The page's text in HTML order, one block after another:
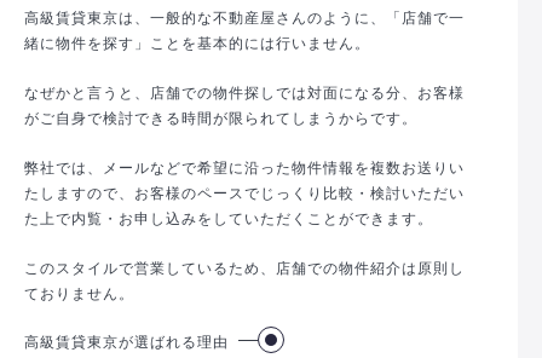
高級賃貸東京は、一般的な不動産屋さんのように、「店舗で一
緒に物件を探す」ことを基本的には行いません。
なぜかと言うと、店舗での物件探しでは対面になる分、お客様
がご自身で検討できる時間が限られてしまうからです。
弊社では、メールなどで希望に沿った物件情報を複数お送りい
たしますので、お客様のペースでじっくり比較・検討いただい
た上で内覧・お申し込みをしていただくことができます。
このスタイルで営業しているため、店舗での物件紹介は原則し
ておりません。
高級賃貸東京が選ばれる理由